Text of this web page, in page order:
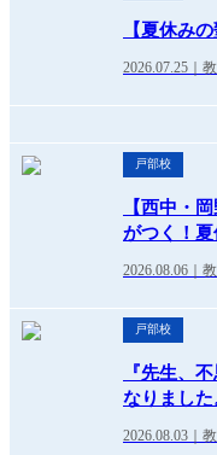
【夏休み
2026.07.25｜
戸部校
【西中・
がつく！
2026.08.06｜
戸部校
『先生、
なりまし
2026.08.03｜